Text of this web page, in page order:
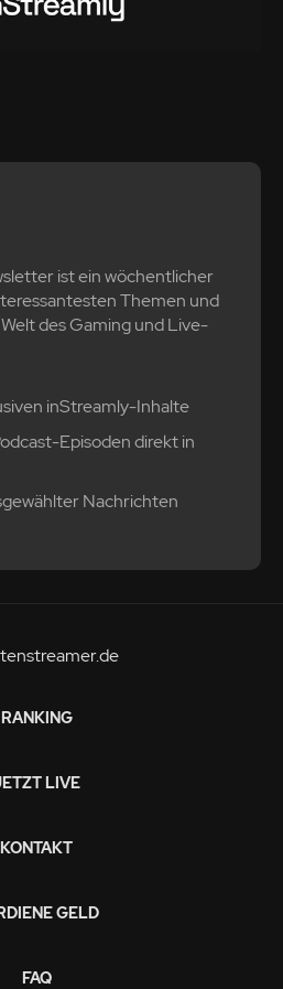
ist ein wöchentlicher
Themen und
des Gaming und Live-
inStreamly-Inhalte
Episoden direkt in
Nachrichten
RANKING
LIVE
KONTAKT
GELD
FAQ